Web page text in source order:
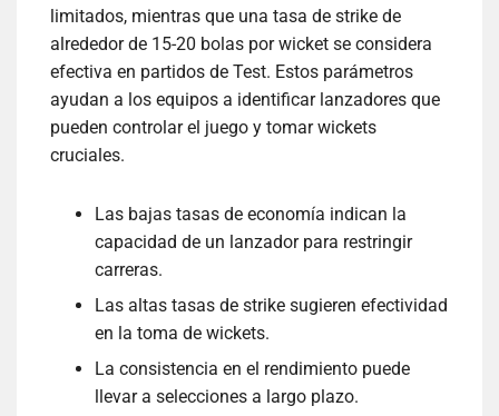
limitados, mientras que una tasa de strike de
alrededor de 15-20 bolas por wicket se considera
efectiva en partidos de Test. Estos parámetros
ayudan a los equipos a identificar lanzadores que
pueden controlar el juego y tomar wickets
cruciales.
Las bajas tasas de economía indican la
capacidad de un lanzador para restringir
carreras.
Las altas tasas de strike sugieren efectividad
en la toma de wickets.
La consistencia en el rendimiento puede
llevar a selecciones a largo plazo.